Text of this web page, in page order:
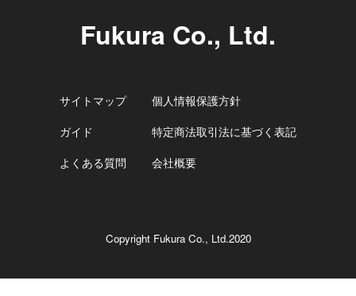
Fukura Co., Ltd.
サイトマップ
ガイド
よくある質問
個人情報保護方針
特定商法取引法に基づく表記
会社概要
Copyright Fukura Co., Ltd.2020